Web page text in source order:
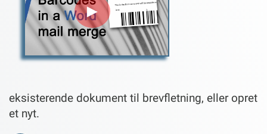
►
eksisterende dokument til brevfletning, eller opret
et nyt.